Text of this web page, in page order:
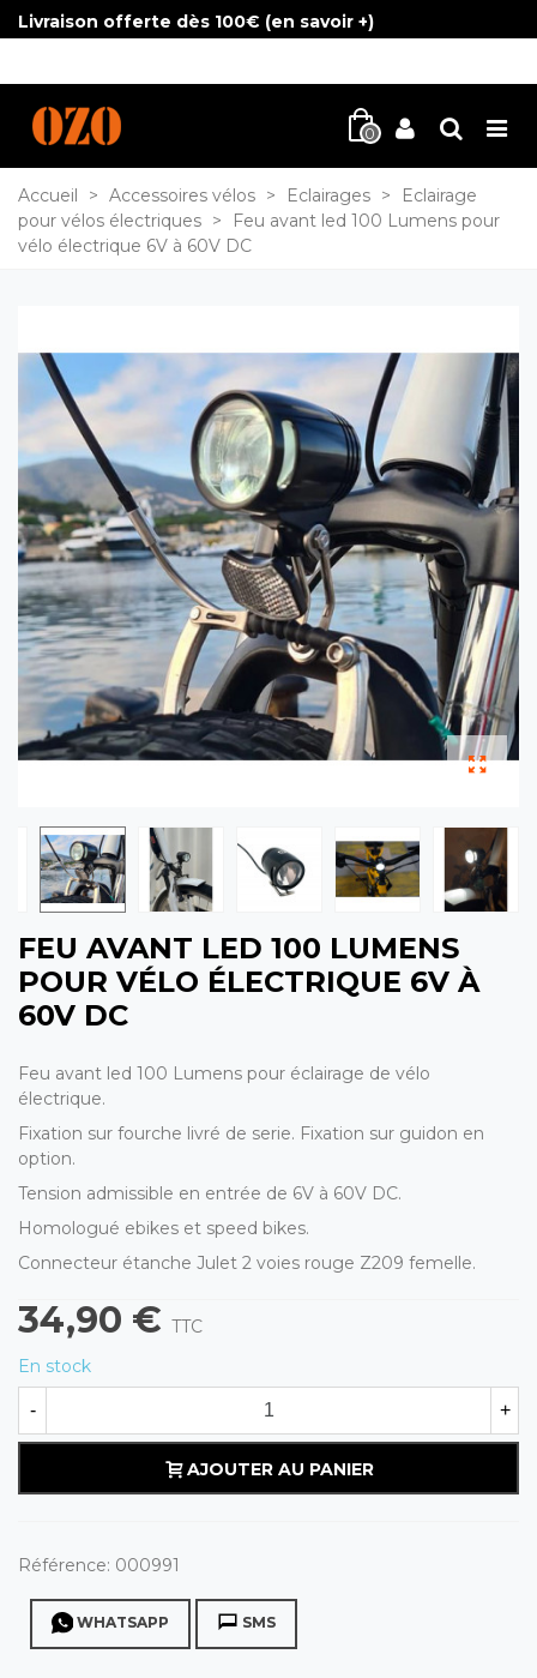
Livraison offerte dès 100€ (en savoir +)
0
Accueil > Accessoires vélos > Eclairages >
Eclairage
pour vélos électriques >
Feu avant led 100 Lumens pour
vélo électrique 6V à 60V DC
FEU AVANT LED 100 LUMENS
POUR VÉLO ÉLECTRIQUE 6V À
60V DC
Feu avant led 100 Lumens pour éclairage de vélo
électrique.
Fixation sur fourche livré de serie. Fixation sur guidon en
option.
Tension admissible en entrée de 6V à 60V DC.
Homologué ebikes et speed bikes.
Connecteur étanche Julet 2 voies rouge Z209 femelle.
34,90 € TTC
En stock
- +
AJOUTER AU PANIER
Référence: 000991
WHATSAPP SMS